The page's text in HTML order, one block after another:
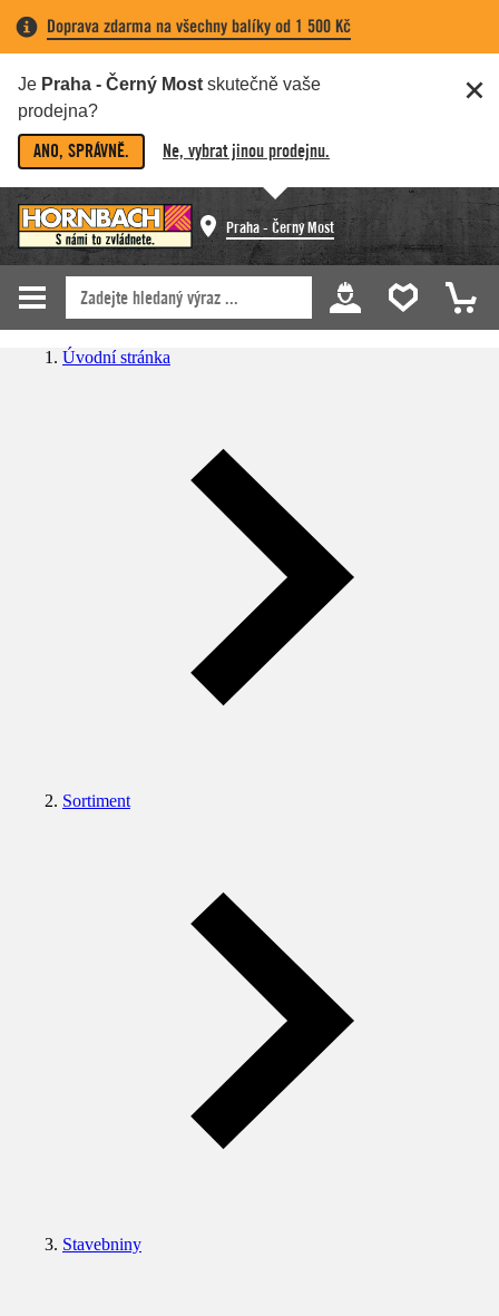
Doprava zdarma na všechny balíky od 1 500 Kč
Je Praha - Černý Most skutečně vaše
prodejna?
ANO, SPRÁVNĚ. Ne, vybrat jinou prodejnu.
Praha - Černý Most
Úvodní stránka
Sortiment
Stavebniny